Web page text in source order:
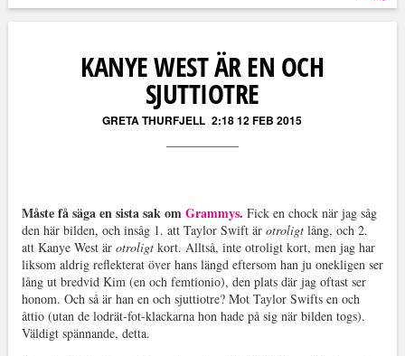
KANYE WEST ÄR EN OCH
SJUTTIOTRE
GRETA THURFJELL 2:18 12 FEB 2015
Måste få säga en sista sak omGrammys. Fick en chock när jag såg
den här bilden, och insåg 1. att Taylor Swift är otroligt lång, och 2.
att Kanye West är otroligtkort. Alltså, inte otroligt kort, men jag har
liksom aldrig reflekterat över hans längd eftersom han ju onekligen ser
lång ut bredvid Kim (en och femtionio), den plats där jag oftast ser
honom. Och så är han en och sjuttiotre? Mot Taylor Swifts en och
åttio (utan de lodrät-fot-klackarna hon hade på sig när bilden togs).
Väldigt spännande, detta.